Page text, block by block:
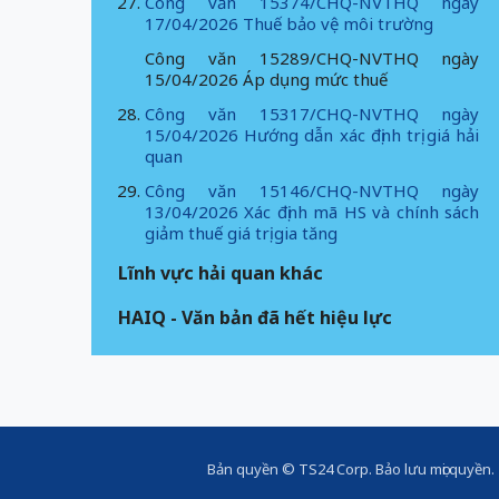
17/04/2026 Thuế bảo vệ môi trường
Công văn 15289/CHQ-NVTHQ ngày
15/04/2026 Áp dụng mức thuế
Công văn 15317/CHQ-NVTHQ ngày
15/04/2026 Hướng dẫn xác định trị giá hải
quan
Công văn 15146/CHQ-NVTHQ ngày
13/04/2026 Xác định mã HS và chính sách
giảm thuế giá trị gia tăng
Lĩnh vực hải quan khác
HAIQ - Văn bản đã hết hiệu lực
Bản quyền © TS24 Corp. Bảo lưu mọi quyền.